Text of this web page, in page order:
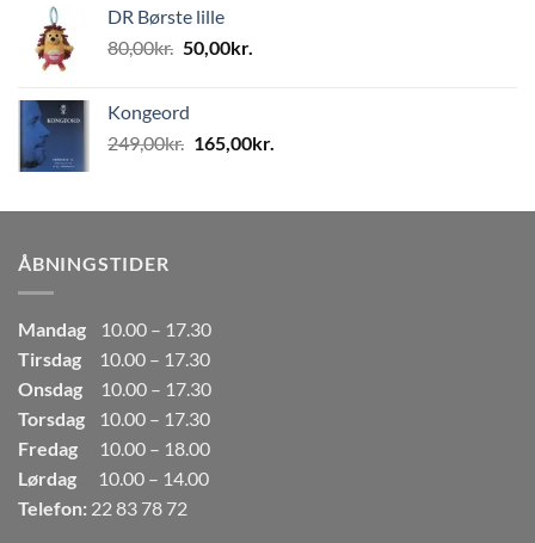
var:
80,00kr..50,00kr..
DR Børste lille
80,00kr. Den
var:
80,00kr..
50,00kr.
50,00kr..
Kongeord
249,00kr. Den
var:
165,00kr.
er:
ÅBNINGSTIDER
Mandag
10.00 – 17.30
Tirsdag
10.00 – 17.30
Onsdag
10.00 – 17.30
Torsdag
10.00 – 17.30
Fredag
10.00 – 18.00
Lørdag
10.00 – 14.00
Telefon: 22 83 78 72